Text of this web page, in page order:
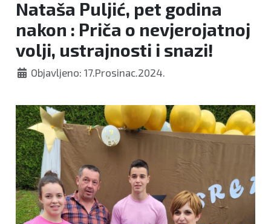
Nataša Puljić, pet godina
nakon : Priča o nevjerojatnoj
volji, ustrajnosti i snazi!
Objavljeno: 17.Prosinac.2024.